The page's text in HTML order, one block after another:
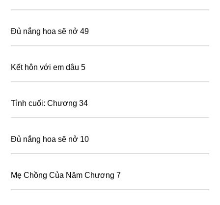
Đủ nắng hoa sẽ nở 49
Kết hôn với em dâu 5
Tình cuối: Chương 34
Đủ nắng hoa sẽ nở 10
Mẹ Chồng Của Năm Chương 7